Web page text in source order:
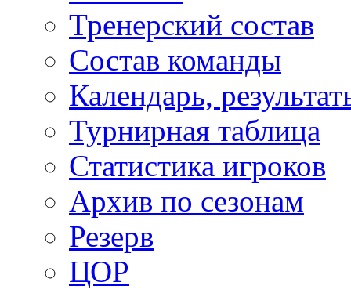
Тренерский состав
Состав команды
Календарь,
Турнирная таблица
Статистика игроков
Архив по сезонам
Резерв
ЦОР